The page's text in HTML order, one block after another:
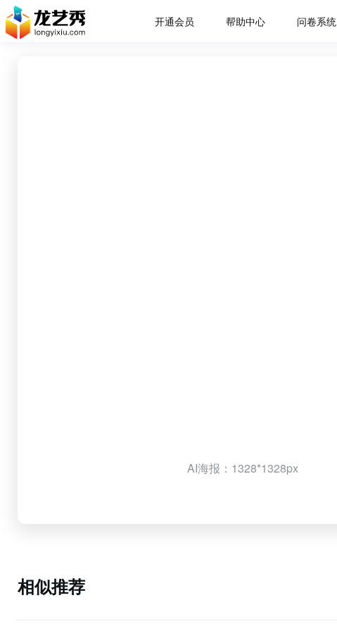
开通会员 帮助中心 问卷系统
AI海报：1328*1328px
相似推荐